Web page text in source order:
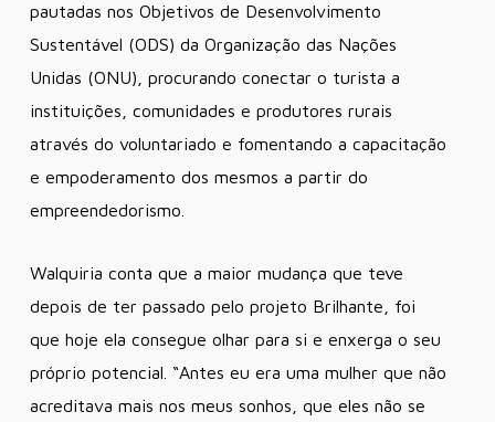
pautadas nos Objetivos de Desenvolvimento
Sustentável (ODS) da Organização das Nações
Unidas (ONU), procurando conectar o turista a
instituições, comunidades e produtores rurais
através do voluntariado e fomentando a capacitação
e empoderamento dos mesmos a partir do
empreendedorismo.
Walquiria conta que a maior mudança que teve
depois de ter passado pelo projeto Brilhante, foi
que hoje ela consegue olhar para si e enxerga o seu
próprio potencial. “Antes eu era uma mulher que não
acreditava mais nos meus sonhos, que eles não se